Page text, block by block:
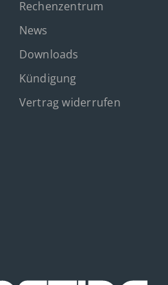
Rechenzentrum
News
Downloads
Kündigung
Vertrag widerrufen